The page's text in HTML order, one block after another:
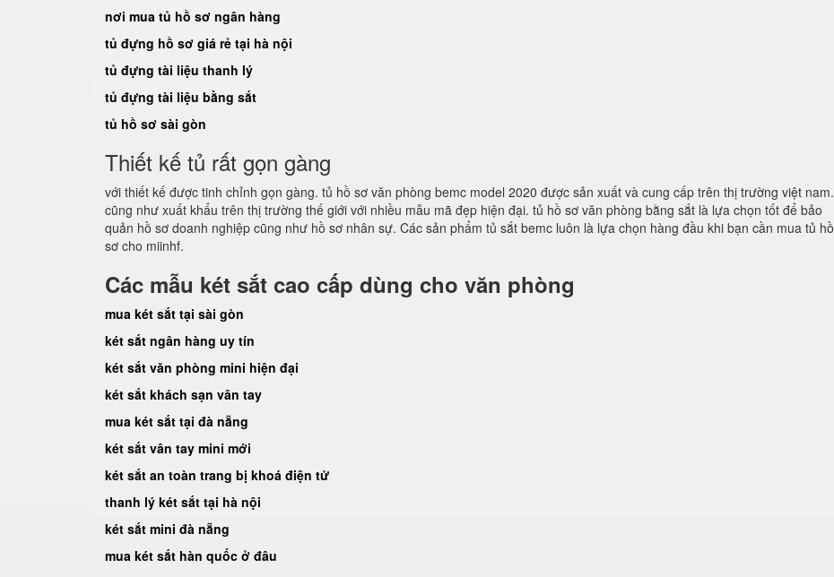
nơi mua tủ hồ sơ ngân hàng
tủ đựng hồ sơ giá rẻ tại hà nội
tủ đựng tài liệu thanh lý
tủ đựng tài liệu bằng sắt
tủ hồ sơ sài gòn
Thiết kế tủ rất gọn gàng
với thiết kế được tinh chỉnh gọn gàng. tủ hồ sơ văn phòng bemc model 2020 được sản xuất và cung cấp trên thị trường việt nam.
cũng như xuất khẩu trên thị trường thế giới với nhiều mẫu mã đẹp hiện đại. tủ hồ sơ văn phòng bằng sắt là lựa chọn tốt để bảo
quản hồ sơ doanh nghiệp cũng như hồ sơ nhân sự. Các sản phẩm tủ sắt bemc luôn là lựa chọn hàng đầu khi bạn cần mua tủ hồ
sơ cho miinhf.
Các mẫu két sắt cao cấp dùng cho văn phòng
mua két sắt tại sài gòn
két sắt ngân hàng uy tín
két sắt văn phòng mini hiện đại
két sắt khách sạn vân tay
mua két sắt tại đà nẵng
két sắt vân tay mini mới
két sắt an toàn trang bị khoá điện tử
thanh lý két sắt tại hà nội
két sắt mini đà nẵng
mua két sắt hàn quốc ở đâu